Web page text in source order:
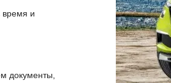
время и
документы,